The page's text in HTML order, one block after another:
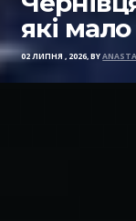
які
02 ЛИПНЯ , 2026, BY